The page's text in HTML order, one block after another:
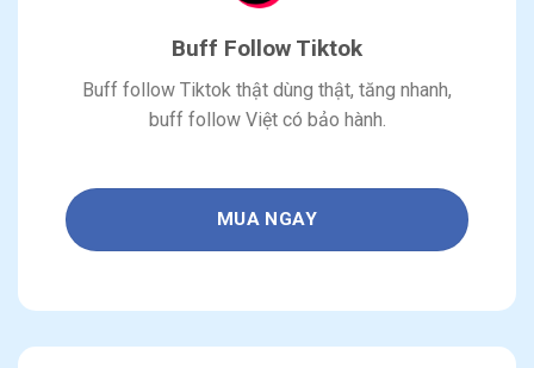
Buff Follow Tiktok
Buff follow Tiktok thật dùng thật, tăng nhanh,
buff follow Việt có bảo hành.
MUA NGAY